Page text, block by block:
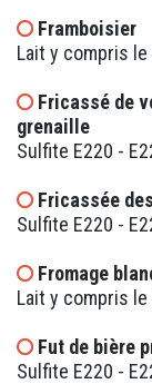
Framboisier
Lait y compris
Fricassé de
grenaille
Sulfite E220 -
Fricassée
Sulfite E220 -
Fromage
Lait y compris
Fut de bière
Sulfite E220 -